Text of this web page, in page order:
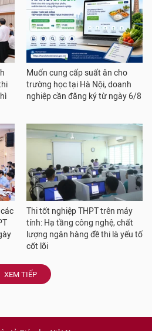
Muốn cung cấp suất ăn cho
trường học tại Hà Nội, doanh
nghiệp cần đăng ký từ ngày 6/8
Thi tốt nghiệp THPT trên máy
tính: Hạ tầng công nghệ, chất
lượng ngân hàng đề thi là yếu tố
cốt lõi
XEM TIẾP